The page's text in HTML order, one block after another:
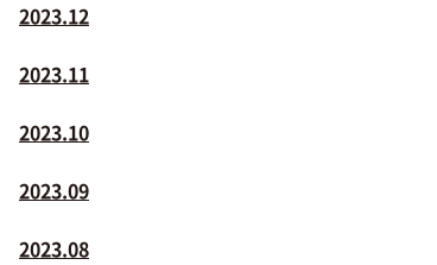
2023.12
2023.11
2023.10
2023.09
2023.08